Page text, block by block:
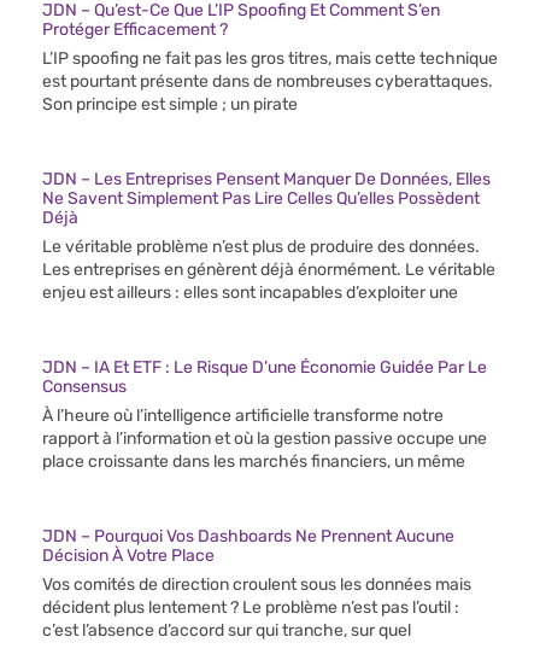
JDN – Qu’est-Ce Que L’IP Spoofing Et Comment S’en
Protéger Efficacement ?
L’IP spoofing ne fait pas les gros titres, mais cette technique
est pourtant présente dans de nombreuses cyberattaques.
Son principe est simple ; un pirate
JDN – Les Entreprises Pensent Manquer De Données, Elles
Ne Savent Simplement Pas Lire Celles Qu’elles Possèdent
Déjà
Le véritable problème n’est plus de produire des données.
Les entreprises en génèrent déjà énormément. Le véritable
enjeu est ailleurs : elles sont incapables d’exploiter une
JDN – IA Et ETF : Le Risque D’une Économie Guidée Par Le
Consensus
À l’heure où l’intelligence artificielle transforme notre
rapport à l’information et où la gestion passive occupe une
place croissante dans les marchés financiers, un même
JDN – Pourquoi Vos Dashboards Ne Prennent Aucune
Décision À Votre Place
Vos comités de direction croulent sous les données mais
décident plus lentement ? Le problème n’est pas l’outil :
c’est l’absence d’accord sur qui tranche, sur quel